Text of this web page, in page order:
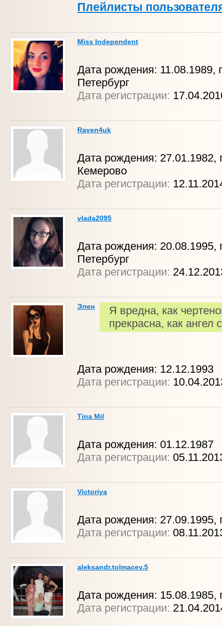
Плейлисты
Miss Independent
Дата рождения: 11.08.1989,
Петербург
Дата регистрации:
Raven4uk
Дата рождения: 27.01.1982,
Кемерово
Дата регистрации:
vlada2095
Дата рождения: 20.08.1995,
Петербург
Дата регистрации:
Элен
Я вредна, как
прекрасна, как ангел
Дата рождения: 12.12.1993
Дата регистрации:
Tina Mil
Дата рождения: 01.12.1987
Дата регистрации:
Victoriya
Дата рождения: 27.09.1995,
Дата регистрации:
aleksandr.tolmacev.5
Дата рождения: 15.08.1985,
Дата регистрации: